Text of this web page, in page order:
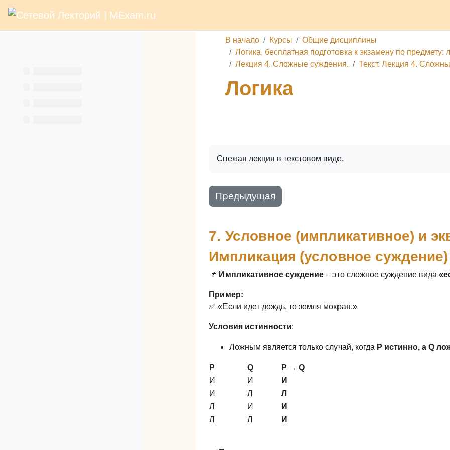
В начало Курсы
Общие дисциплины
Логика, бесплатная подготовка к экзамену по предмету:
Лекция 4. Сложные суждения.
Текст. Лекция 4.
Логика
Свежая лекция в текстовом виде.
Предыдущая
7. Условное (импликативное) и
Импликация (условное суждение)
📌 Импликативное суждение– это сложное суждение вида
Пример:
✅ «Если идет дождь, то земля мокрая.»
Условия истинности:
Ложным является только случай, когда P истинно, а Q
P Q
P → Q
И
И
И
И
Л
Л
Л
И
И
Л
Л И